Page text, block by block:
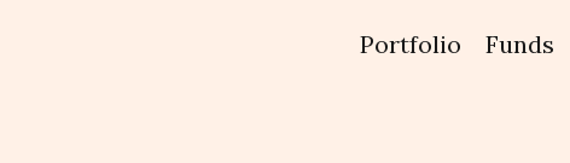
Portfolio Funds